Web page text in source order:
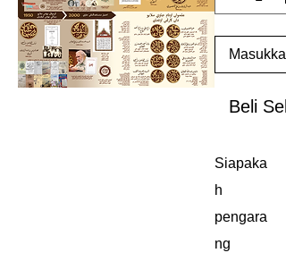
Beli
Siapaka
h
pengara
ng